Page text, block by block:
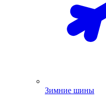
Зимние шины